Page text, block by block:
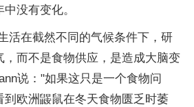
没有变化。
活在截然不同的气候条件下，研
，而不是食物供应，是造成大脑变
说："如果这只是一个食物问
到欧洲鼹鼠在冬天食物匮乏时萎